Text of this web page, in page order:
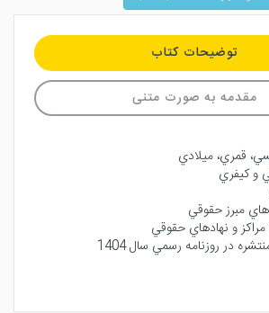
توضیحات کتاب
مقدمه به صورت متنی